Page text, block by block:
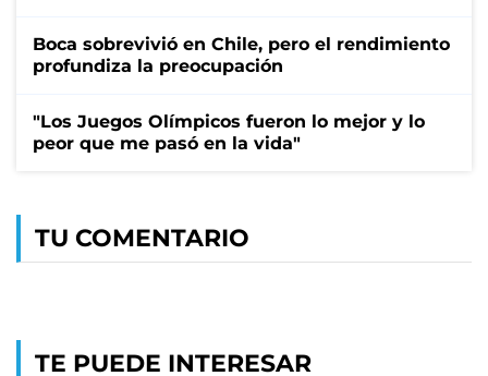
Boca sobrevivió en Chile, pero el rendimiento
profundiza la preocupación
"Los Juegos Olímpicos fueron lo mejor y lo
peor que me pasó en la vida"
TU COMENTARIO
TE PUEDE INTERESAR